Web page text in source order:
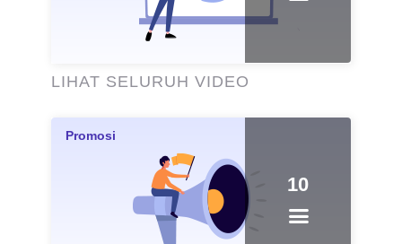
LIHAT SELURUH VIDEO
10